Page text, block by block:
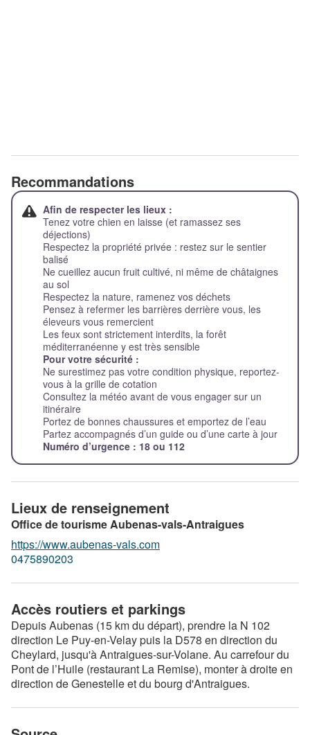
Recommandations
Afin de respecter les lieux :
Tenez votre chien en laisse (et ramassez ses
déjections)
Respectez la propriété privée : restez sur le sentier
balisé
Ne cueillez aucun fruit cultivé, ni même de châtaignes
au sol
Respectez la nature, ramenez vos déchets
Pensez à refermer les barrières derrière vous, les
éleveurs vous remercient
Les feux sont strictement interdits, la forêt
méditerranéenne y est très sensible
Pour votre sécurité :
Ne surestimez pas votre condition physique, reportez-
vous à la grille de cotation
Consultez la météo avant de vous engager sur un
itinéraire
Portez de bonnes chaussures et emportez de l’eau
Partez accompagnés d’un guide ou d’une carte à jour
Numéro d’urgence : 18 ou 112
Lieux de renseignement
Office de tourisme Aubenas-vals-Antraigues
https://www.aubenas-vals.com
0475890203
Accès routiers et parkings
Depuis Aubenas (15 km du départ), prendre la N 102
direction Le Puy-en-Velay puis la D578 en direction du
Cheylard, jusqu'à Antraigues-sur-Volane. Au carrefour du
Pont de l’Huile (restaurant La Remise), monter à droite en
direction de Genestelle et du bourg d'Antraigues.